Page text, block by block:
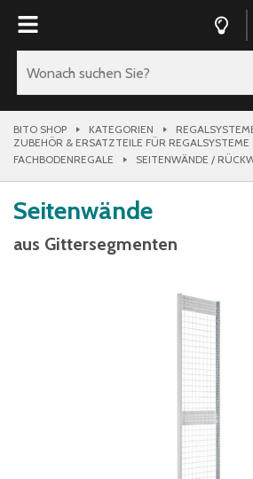
BITO SHOP KATEGORIEN
ZUBEHÖR & ERSATZTEILE FÜR REGALSYSTEME
FACHBODENREGALE
SEITENWÄNDE /
Seitenwände
aus Gittersegmenten